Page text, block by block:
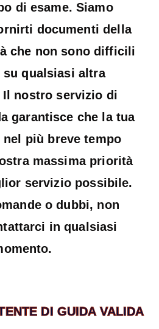
di esame. Siamo
documenti della
che non sono difficili
su qualsiasi altra
nostro servizio di
garantisce che la tua
nel più breve tempo
massima priorità
servizio possibile.
o dubbi, non
in qualsiasi
DI GUIDA VALIDA